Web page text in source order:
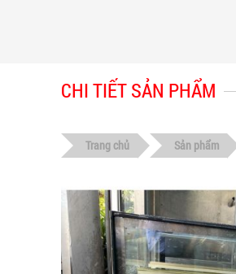
CHI TIẾT SẢN PHẨM
Trang chủ Sản phẩm